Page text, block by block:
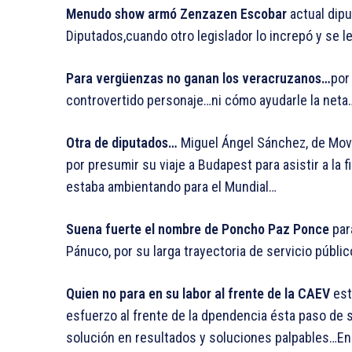
Menudo show armó Zenzazen Escobar actual
Diputados,cuando otro legislador lo increpó y se
Para vergüenzas no ganan los veracruzanos…
controvertido personaje…ni cómo ayudarle la
Otra de diputados… Miguel Ángel Sánchez, de
por presumir su viaje a Budapest para asistir a la
estaba ambientando para el Mundial…
Suena fuerte el nombre de Poncho Paz Ponce
Pánuco, por su larga trayectoria de servicio
Quien no para en su labor al frente de la CAEV
esfuerzo al frente de la dpendencia ésta paso de
solución en resultados y soluciones